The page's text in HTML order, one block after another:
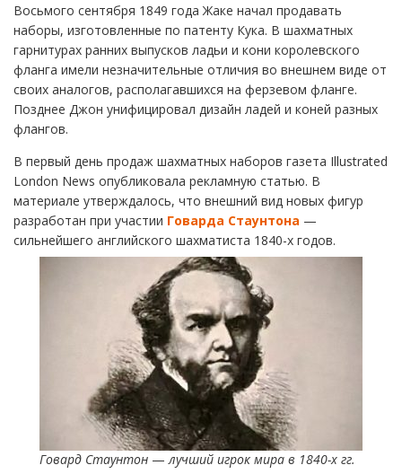
Восьмого сентября 1849 года Жаке начал продавать
наборы, изготовленные по патенту Кука. В шахматных
гарнитурах ранних выпусков ладьи и кони королевского
фланга имели незначительные отличия во внешнем виде от
своих аналогов, располагавшихся на ферзевом фланге.
Позднее Джон унифицировал дизайн ладей и коней разных
флангов.
В первый день продаж шахматных наборов газета Illustrated
London News опубликовала рекламную статью. В
материале утверждалось, что внешний вид новых фигур
разработан при участии Говарда Стаунтона —
сильнейшего английского шахматиста 1840-х годов.
Говард Стаунтон — лучший игрок мира в 1840-х гг.